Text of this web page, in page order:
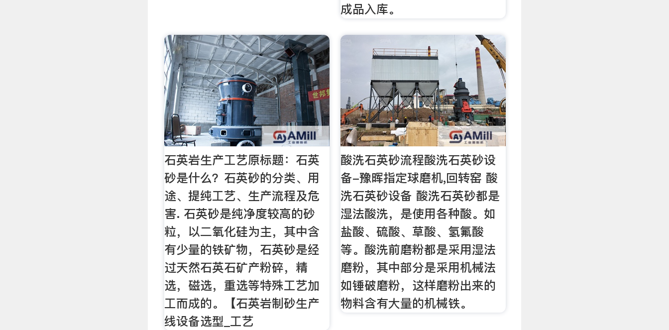
成品入库。
石英岩生产工艺原标题：石英
砂是什么？石英砂的分类、用
途、提纯工艺、生产流程及危
害. 石英砂是纯净度较高的砂
粒，以二氧化硅为主，其中含
有少量的铁矿物，石英砂是经
过天然石英石矿产粉碎，精
选，磁选，重选等特殊工艺加
工而成的。【石英岩制砂生产
线设备选型_工艺
酸洗石英砂流程酸洗石英砂设
备-豫晖指定球磨机,回转窑 酸
洗石英砂设备 酸洗石英砂都是
湿法酸洗，是使用各种酸。如
盐酸、硫酸、草酸、氢氟酸
等。酸洗前磨粉都是采用湿法
磨粉，其中部分是采用机械法
如锤破磨粉，这样磨粉出来的
物料含有大量的机械铁。